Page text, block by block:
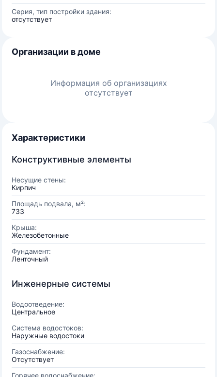
Серия, тип постройки здания:
отсутствует
Организации в доме
Информация об организациях
отсутствует
Характеристики
Конструктивные элементы
Несущие стены:
Кирпич
Площадь подвала, м²:
733
Крыша:
Железобетонные
Фундамент:
Ленточный
Инженерные системы
Водоотведение:
Центральное
Система водостоков:
Наружные водостоки
Газоснабжение:
Отсутствует
Горячее водоснабжение: